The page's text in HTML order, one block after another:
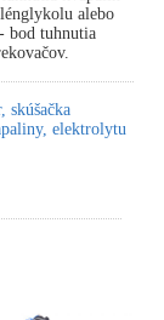
alebo
bod tuhnutia
skúšačka
elektrolytu